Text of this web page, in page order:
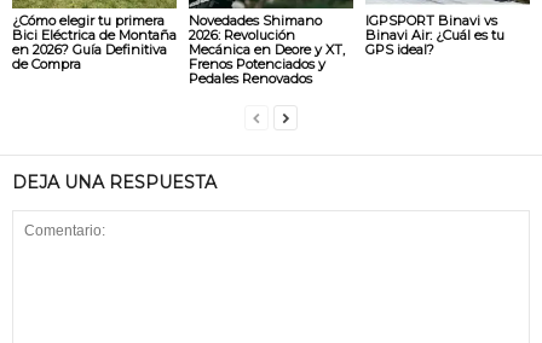
¿Cómo elegir tu primera
Bici Eléctrica de Montaña
en 2026? Guía Definitiva
de Compra
Novedades Shimano
2026: Revolución
Mecánica en Deore y XT,
Frenos Potenciados y
Pedales Renovados
IGPSPORT Binavi vs
Binavi Air: ¿Cuál es tu
GPS ideal?
DEJA UNA RESPUESTA